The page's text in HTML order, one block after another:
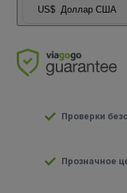
US$ Доллар США
Проверки
Прозначное